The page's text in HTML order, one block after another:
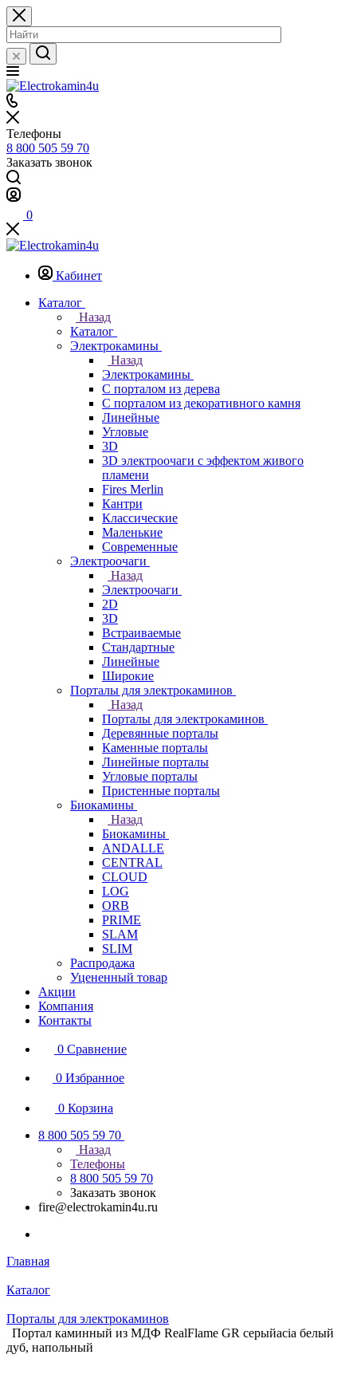
Телефоны
8 800 505 59 70
Заказать звонок
0
Кабинет
Каталог
Назад
Каталог
Электрокамины
Назад
Электрокамины
С порталом из дерева
С порталом из декоративного камня
Линейные
Угловые
3D
3D электроочаги с эффектом живого
пламени
Fires Merlin
Кантри
Классические
Маленькие
Современные
Электроочаги
Назад
Электроочаги
2D
3D
Встраиваемые
Стандартные
Линейные
Широкие
Порталы для электрокаминов
Назад
Порталы для электрокаминов
Деревянные порталы
Каменные порталы
Линейные порталы
Угловые порталы
Пристенные порталы
Биокамины
Назад
Биокамины
ANDALLE
CENTRAL
CLOUD
LOG
ORB
PRIME
SLAM
SLIM
Распродажа
Уцененный товар
Акции
Компания
Контакты
0 Сравнение
0 Избранное
0 Корзина
8 800 505 59 70
Назад
Телефоны
8 800 505 59 70
Заказать звонок
fire@electrokamin4u.ru
Главная
Каталог
Порталы для электрокаминов
Портал каминный из МДФ RealFlame GR серыйacia белый
дуб, напольный